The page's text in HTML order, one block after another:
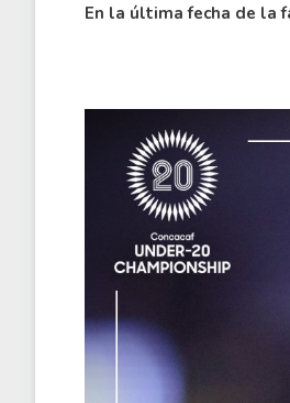
En la última fecha de la